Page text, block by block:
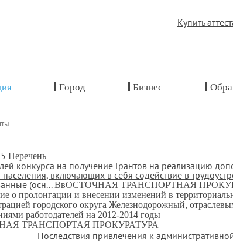
Купить
Город Бизнес
Перечень
конкурса на получение Грантов на реализацию
населения, включающих в себя содействие в
(осн... ВвОСТОЧНАЯ ТРАНСПОРТНАЯ
о пролонгации и внесении изменений в
городского округа Железнодорожный,
работодателей на 2012-2014 годы
ТРАНСПОРТАЯ ПРОКУРАТУРА
Последствия привлечения к